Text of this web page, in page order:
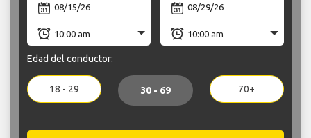
Edad del conductor:
18 - 29 30 - 69 70+